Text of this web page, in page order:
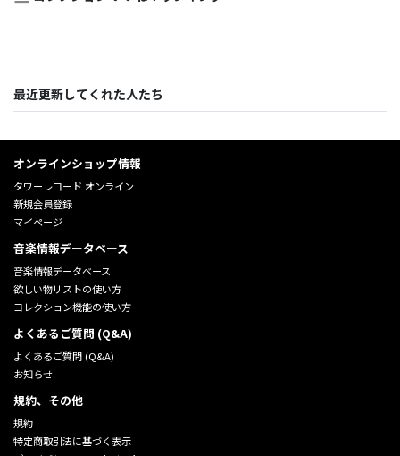
最近更新してくれた人たち
オンラインショップ情報
タワーレコード オンライン
新規会員登録
マイページ
音楽情報データベース
音楽情報データベース
欲しい物リストの使い方
コレクション機能の使い方
よくあるご質問 (Q&A)
よくあるご質問 (Q&A)
お知らせ
規約、その他
規約
特定商取引法に基づく表示